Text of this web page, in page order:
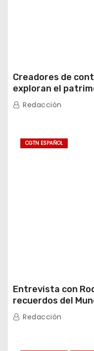
Creadores de
exploran el
moderna de
Redacción
CGTN ESPAÑOL
Entrevista con
recuerdos del
experiencia en
Redacción